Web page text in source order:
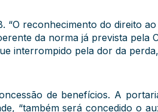
“O reconhecimento do direito
da norma já prevista pela
interrompido pela dor da
de benefícios. A
“também será concedido o